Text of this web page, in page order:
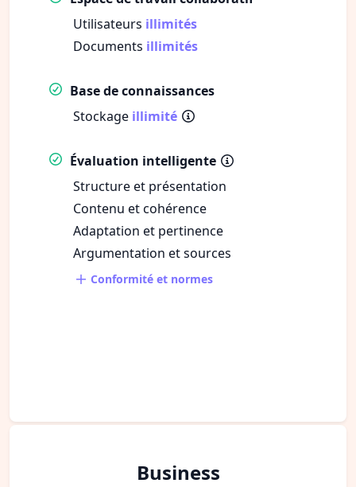
Utilisateurs illimités
Documents illimités
Base de connaissances
Stockage illimité
Évaluation intelligente
Structure et présentation
Contenu et cohérence
Adaptation et pertinence
Argumentation et sources
Conformité et normes
Business